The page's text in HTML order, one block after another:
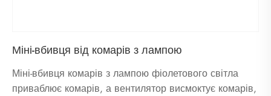
Міні-вбивця від комарів з лампою
Міні-вбивця комарів з лампою фіолетового світла
приваблює комарів, а вентилятор висмоктує комарів,